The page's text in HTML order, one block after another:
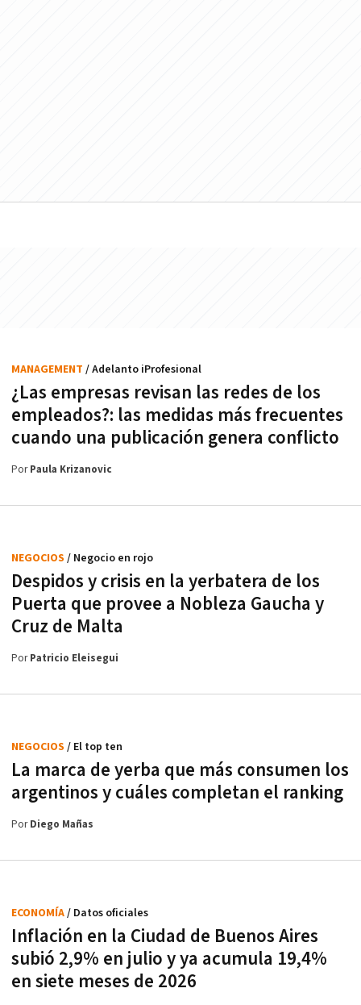
¿Las empresas revisan las redes de los
empleados?: las medidas más frecuentes
cuando una publicación genera conflicto
MANAGEMENT / Adelanto iProfesional
PorPaula Krizanovic
Despidos y crisis en la yerbatera de los
Puerta que provee a Nobleza Gaucha y
Cruz de Malta
NEGOCIOS / Negocio en rojo
PorPatricio Eleisegui
La marca de yerba que más consumen los
argentinos y cuáles completan el ranking
NEGOCIOS / El top ten
PorDiego Mañas
Inflación en la Ciudad de Buenos Aires
subió 2,9% en julio y ya acumula 19,4%
en siete meses de 2026
ECONOMÍA/ Datos oficiales